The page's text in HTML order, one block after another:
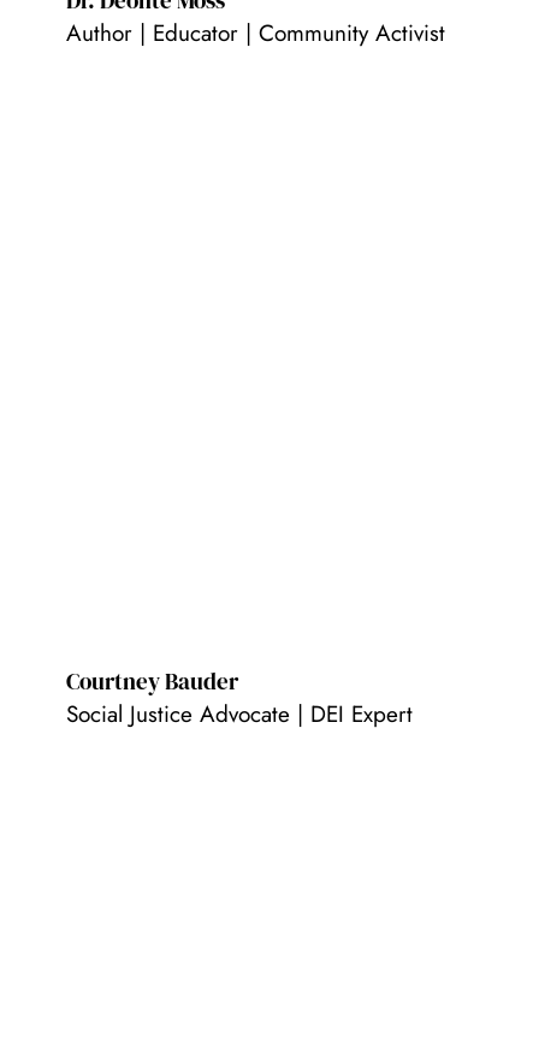
Author | Educator | Community Activist
Courtney Bauder
Social Justice Advocate | DEI Expert